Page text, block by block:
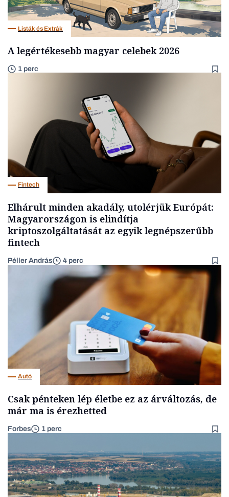
Listák és Extrák
A legértékesebb magyar celebek 2026
1 perc
Fintech
Elhárult minden akadály, utolérjük Európát:
Magyarországon is elindítja
kriptoszolgáltatását az egyik legnépszerűbb
fintech
Péller András 4 perc
Autó
Csak pénteken lép életbe ez az árváltozás, de
már ma is érezhetted
Forbes 1 perc